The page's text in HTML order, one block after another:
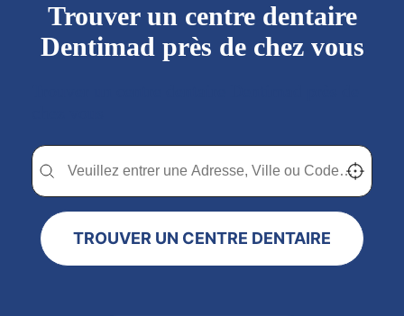
Trouver un centre dentaire
Dentimad près de chez vous
Trouver un centre dentaire Dentimad près de
Trouver un centre dentaire Dentimad près de chez vous Localisez-
TROUVER UN CENTRE DENTAIRE